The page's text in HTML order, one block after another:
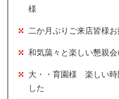
様
二か月ぶりご来店皆様
和気藹々と楽しい懇親
大・・育園様 楽しい時
した